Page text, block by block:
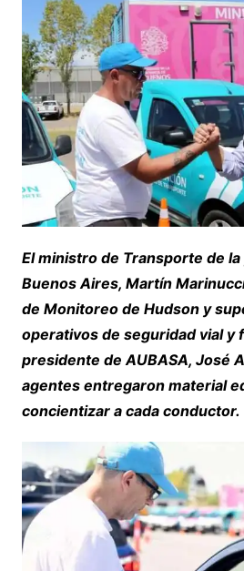
El ministro de Transporte de
Buenos Aires, Martín
de Monitoreo de Hudson y
operativos de seguridad vial y
presidente de AUBASA, José
agentes entregaron material
concientizar a cada conductor.